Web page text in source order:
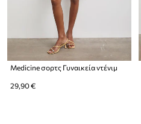
Medicine σορτς Γυναικεία ντένιμ
29,90 €